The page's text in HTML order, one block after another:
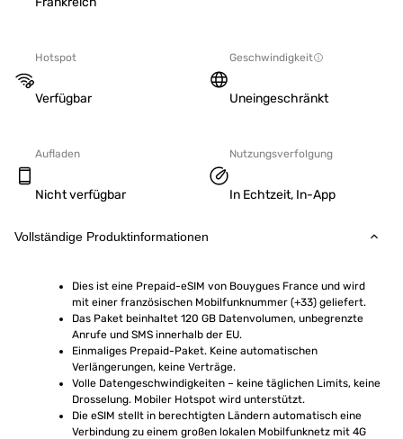
Hotspot
Verfügbar
Geschwindigkeit
Uneingeschränkt
Aufladen
Nicht verfügbar
Nutzungsverfolgung
In Echtzeit, In-App
Vollständige Produktinformationen
Dies ist eine Prepaid-eSIM von Bouygues France und wird
mit einer französischen Mobilfunknummer (+33) geliefert.
Das Paket beinhaltet 120 GB Datenvolumen, unbegrenzte
Anrufe und SMS innerhalb der EU.
Einmaliges Prepaid-Paket. Keine automatischen
Verlängerungen, keine Verträge.
Volle Datengeschwindigkeiten – keine täglichen Limits, keine
Drosselung. Mobiler Hotspot wird unterstützt.
Die eSIM stellt in berechtigten Ländern automatisch eine
Verbindung zu einem großen lokalen Mobilfunknetz mit 4G